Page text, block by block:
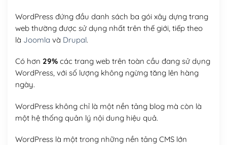
WordPress đứng đầu danh sách ba gói xây dựng trang
web thường được sử dụng nhất trên thế giới, tiếp theo
là Joomla và Drupal.
Có hơn 29%các trang web trên toàn cầu đang sử dụng
WordPress, với số lượng không ngừng tăng lên hàng
ngày.
WordPress không chỉ là một nền tảng blog mà còn là
một hệ thống quản lý nội dung hiệu quả.
WordPress là một trong những nền tảng CMS lớn